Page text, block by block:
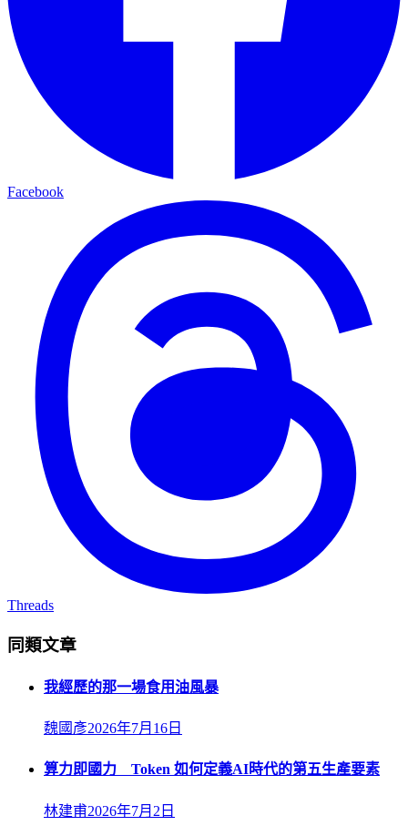
Facebook
Threads
同類文章
我經歷的那一場食用油風暴
魏國彥2026年7月16日
算力即國力 Token 如何定義AI時代的第五生產要素
林建甫2026年7月2日